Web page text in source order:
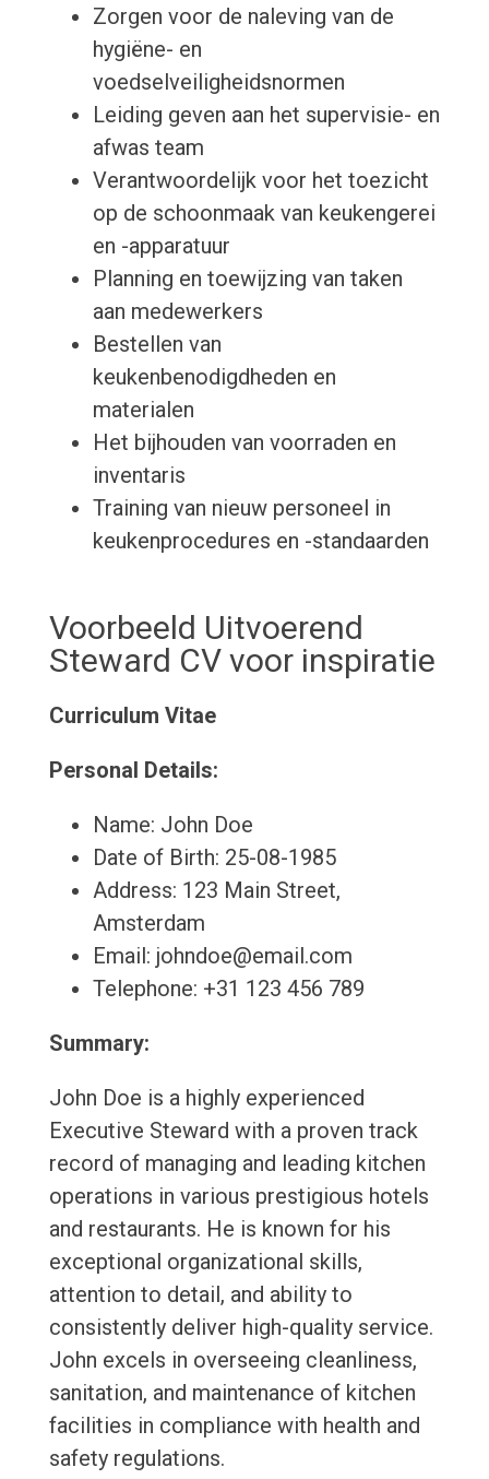
Zorgen voor de naleving van de
hygiëne- en
voedselveiligheidsnormen
Leiding geven aan het supervisie- en
afwas team
Verantwoordelijk voor het toezicht
op de schoonmaak van keukengerei
en -apparatuur
Planning en toewijzing van taken
aan medewerkers
Bestellen van
keukenbenodigdheden en
materialen
Het bijhouden van voorraden en
inventaris
Training van nieuw personeel in
keukenprocedures en -standaarden
Voorbeeld Uitvoerend
Steward CV voor inspiratie
Curriculum Vitae
Personal Details:
Name: John Doe
Date of Birth: 25-08-1985
Address: 123 Main Street,
Amsterdam
Email: johndoe@email.com
Telephone: +31 123 456 789
Summary:
John Doe is a highly experienced
Executive Steward with a proven track
record of managing and leading kitchen
operations in various prestigious hotels
and restaurants. He is known for his
exceptional organizational skills,
attention to detail, and ability to
consistently deliver high-quality service.
John excels in overseeing cleanliness,
sanitation, and maintenance of kitchen
facilities in compliance with health and
safety regulations.